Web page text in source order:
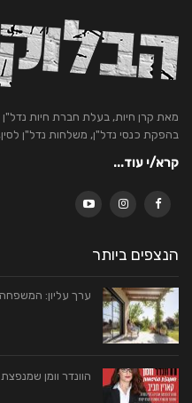
מאת קרן חיות, בעלת חברת חיות
בהפקת כנסי נדל"ן, משלחות נדל"ן
קרא/י עוד...
הנצפים ביותר
ערך עליון: המשפחה
הוונדר וומן